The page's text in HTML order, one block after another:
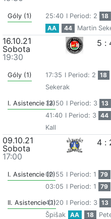
Góly (1) 25:40 I Period: 2 18
AA
44 Martin
16.10.21
Sobota
19:30
5 :
Góly (1) 17:35 I Period: 2 18
Sekerak
I. Asistencie (2)34:50 I Period: 3 13
41:40 I Period: 3 44
Kall
09.10.21
Sobota
17:00
4 :
I. Asistencie (2)00:55 I Period: 1 79
03:05 I Period: 1 79
II. Asistencie (1)
42:20 I Period: 3 13
Špišak
AA 18